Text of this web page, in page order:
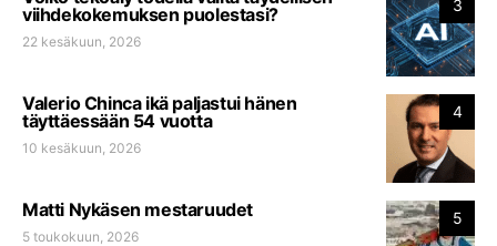
3
viihdekokemuksen puolestasi?
22 kesäkuun, 2026
4
Valerio Chinca ikä paljastui hänen
täyttäessään 54 vuotta
10 kesäkuun, 2026
5
Matti Nykäsen mestaruudet
5 toukokuun, 2026